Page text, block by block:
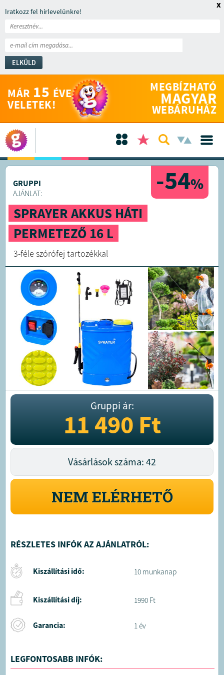
Iratkozz fel hírlevelünkre!
ELKÜLD
x
MÁR 15 ÉVE
VELETEK!
MEGBÍZHATÓ
MAGYAR
WEBÁRUHÁZ
-54%
GRUPPI
AJÁNLAT:
SPRAYER AKKUS HÁTI
PERMETEZŐ 16 L
3-féle szórófej tartozékkal
Gruppi ár:
11 490Ft
Vásárlások száma: 42
NEM ELÉRHETŐ
RÉSZLETES INFÓK AZ AJÁNLATRÓL:
Kiszállítási idő: 10 munkanap
Kiszállítási díj: 1990 Ft
Garancia: 1 év
LEGFONTOSABB INFÓK: